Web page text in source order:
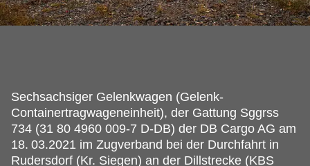
Sechsachsiger Gelenkwagen (Gelenk-
Containertragwageneinheit), der Gattung Sggrss
734 (31 80 4960 009-7 D-DB) der DB Cargo AG am
18. 03.2021 im Zugverband bei der Durchfahrt in
Rudersdorf (Kr. Siegen) an der Dillstrecke (KBS